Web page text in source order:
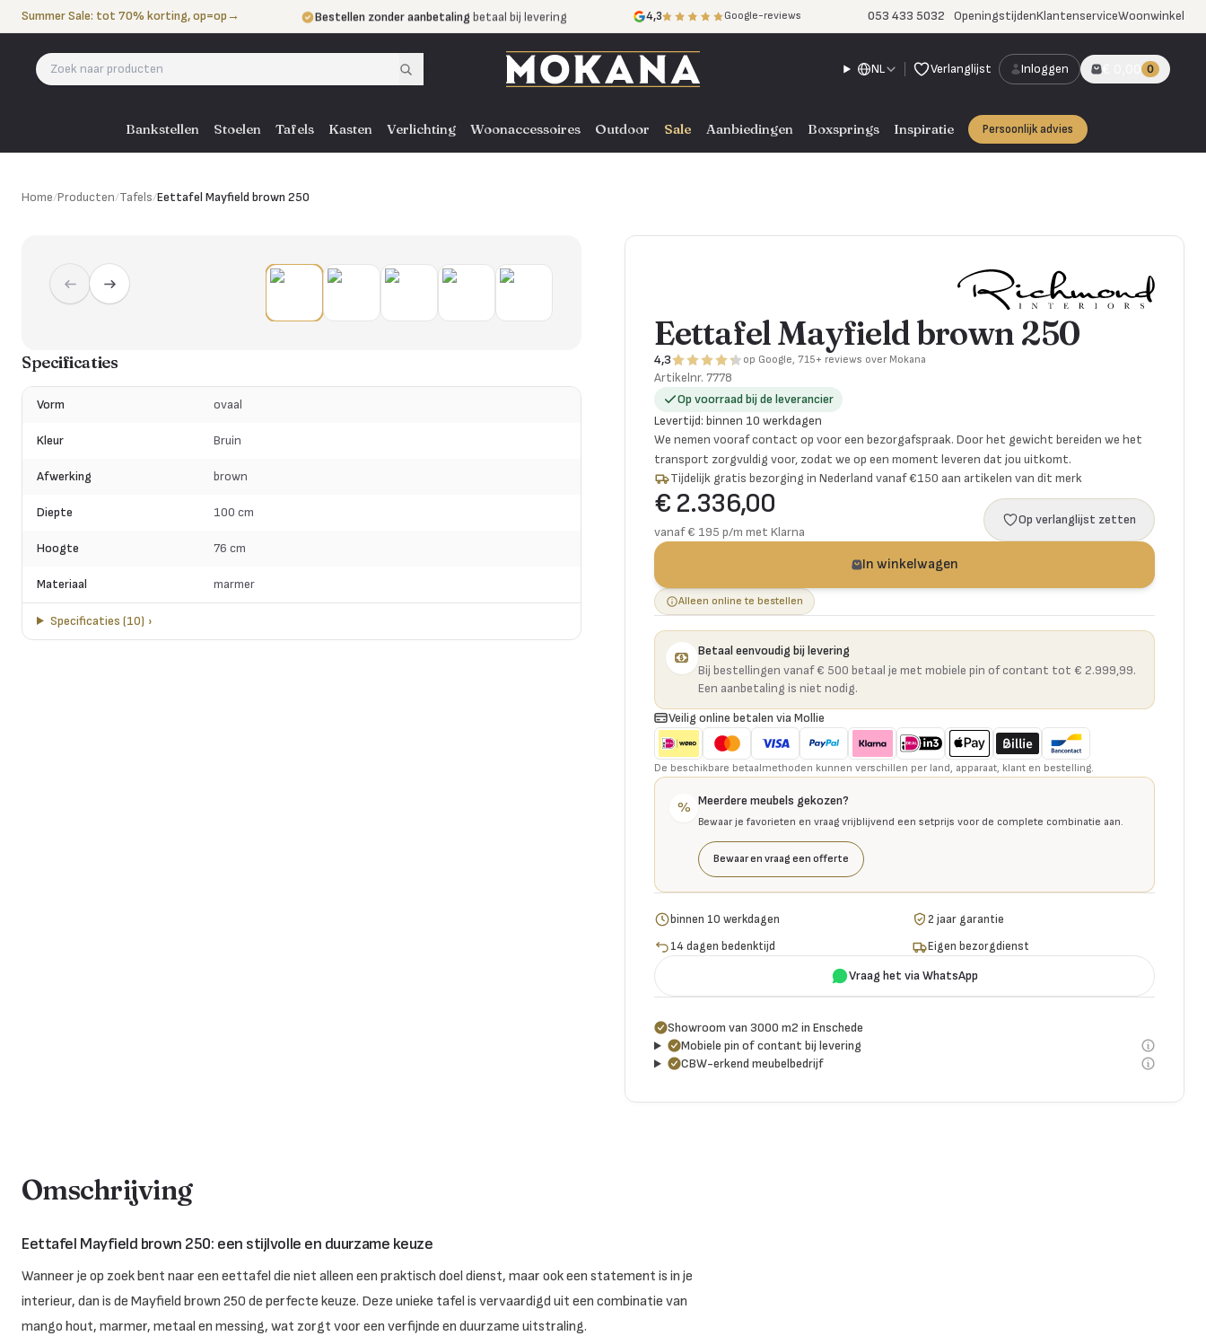
Naar de inhoud
Summer Sale: tot 70% korting, op=op→ Bestellen zonder aanbetaling betaal bij levering
Eigen bezorgdienst door heel NL, BE en DE
4,3 Google-reviews 053 433 5032 OpeningstijdenKlantenserviceWoonwinkel
NL Verlanglijst Inloggen € 0,00 0
Bankstellen Stoelen Tafels Kasten Verlichting Woonaccessoires Outdoor Sale Aanbiedingen Boxsprings Inspiratie Persoonlijk advies
Home/Producten/Tafels/Eettafel Mayfield brown 250
Specificaties
Vorm ovaal
Kleur Bruin
Afwerking brown
Diepte 100 cm
Hoogte 76 cm
Materiaal marmer
Specificaties (10) ›
Eettafel Mayfield brown 250
4,3 op Google, 715+ reviews over Mokana
Artikelnr. 7778
Op voorraad bij de leverancier
Levertijd: binnen 10 werkdagen
We nemen vooraf contact op voor een bezorgafspraak. Door het gewicht bereiden we het
transport zorgvuldig voor, zodat we op een moment leveren dat jou uitkomt.
Tijdelijk gratis bezorging in Nederland vanaf €150 aan artikelen van dit merk
€ 2.336,00
vanaf € 195 p/m met Klarna
Op verlanglijst zetten
In winkelwagen
Alleen online te bestellen
Betaal eenvoudig bij levering
Bij bestellingen vanaf € 500 betaal je met mobiele pin of contant tot € 2.999,99.
Een aanbetaling is niet nodig.
Veilig online betalen via Mollie
De beschikbare betaalmethoden kunnen verschillen per land, apparaat, klant en bestelling.
% Meerdere meubels gekozen?
Bewaar je favorieten en vraag vrijblijvend een setprijs voor de complete combinatie aan.
Bewaar en vraag een offerte
binnen 10 werkdagen
2 jaar garantie
14 dagen bedenktijd
Eigen bezorgdienst
Vraag het via WhatsApp
Showroom van 3000 m2 in Enschede
Mobiele pin of contant bij levering
CBW-erkend meubelbedrijf
Omschrijving
Eettafel Mayfield brown 250: een stijlvolle en duurzame keuze
Wanneer je op zoek bent naar een eettafel die niet alleen een praktisch doel dienst, maar ook een statement is in je
interieur, dan is de Mayfield brown 250 de perfecte keuze. Deze unieke tafel is vervaardigd uit een combinatie van
mango hout, marmer, metaal en messing, wat zorgt voor een verfijnde en duurzame uitstraling.